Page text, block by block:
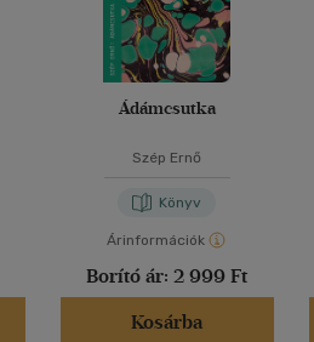
Ádámcsutka
Szép Ernő
Könyv
Árinformációk
Borító ár: 2 999 Ft
Kosárba